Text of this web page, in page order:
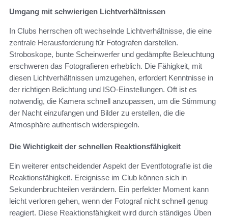
Umgang mit schwierigen Lichtverhältnissen
In Clubs herrschen oft wechselnde Lichtverhältnisse, die eine
zentrale Herausforderung für Fotografen darstellen.
Stroboskope, bunte Scheinwerfer und gedämpfte Beleuchtung
erschweren das Fotografieren erheblich. Die Fähigkeit, mit
diesen Lichtverhältnissen umzugehen, erfordert Kenntnisse in
der richtigen Belichtung und ISO-Einstellungen. Oft ist es
notwendig, die Kamera schnell anzupassen, um die Stimmung
der Nacht einzufangen und Bilder zu erstellen, die die
Atmosphäre authentisch widerspiegeln.
Die Wichtigkeit der schnellen Reaktionsfähigkeit
Ein weiterer entscheidender Aspekt der Eventfotografie ist die
Reaktionsfähigkeit. Ereignisse im Club können sich in
Sekundenbruchteilen verändern. Ein perfekter Moment kann
leicht verloren gehen, wenn der Fotograf nicht schnell genug
reagiert. Diese Reaktionsfähigkeit wird durch ständiges Üben